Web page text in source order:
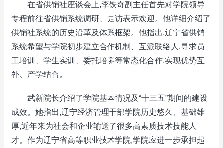
在省供销社座谈会上,李铁奇副主任首先对学院领导
专程前往省供销系统调研、走访表示欢迎。他详细介绍了
供销社系统的历史沿革及体系框架。他指出,辽宁省供销
系统希望与学院初步建立合作机制、互派联络人,寻求员
工培训、学生实训、委托培养等常态化合作,实现优势互
补、产学结合。
武新院长介绍了学院基本情况及“十三五”期间的建设
成效。她指出,辽宁经济管理干部学院历史悠久、基础雄
厚,近年来为社会和企业输送了很多高素质技术技能人
才。作为辽宁省高等职业技术学院,学院应进一步承担起